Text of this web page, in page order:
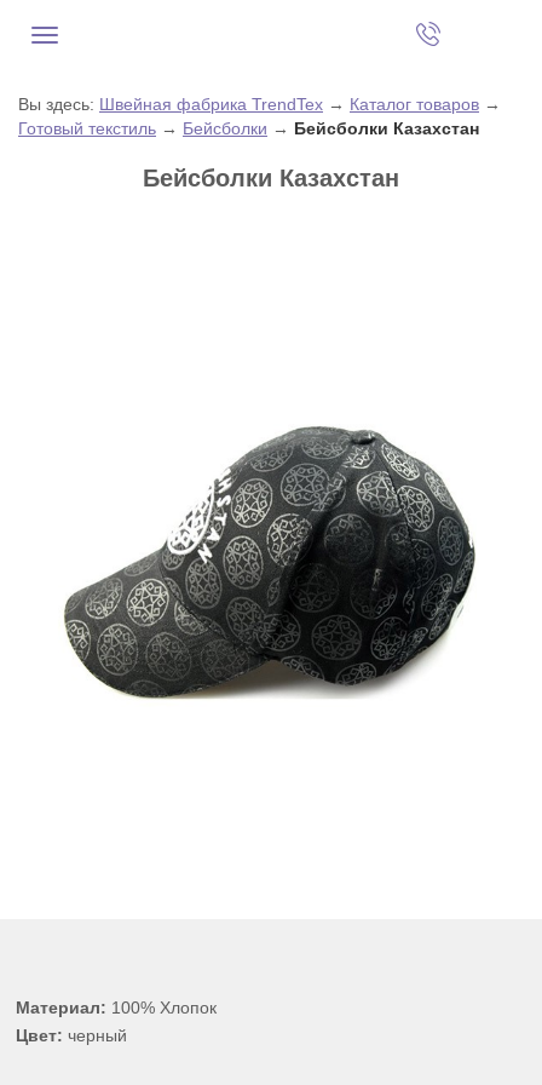
Вы здесь: Швейная фабрика TrendTex → Каталог товаров →
Готовый текстиль → Бейсболки → Бейсболки Казахстан
Бейсболки Казахстан
Материал: 100% Хлопок
Цвет:черный